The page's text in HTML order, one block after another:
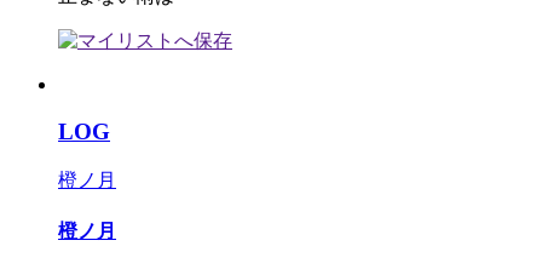
LOG
橙ノ月
橙ノ月